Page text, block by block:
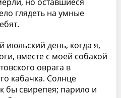
глядеть на умные
день, когда я,
вместе с моей собакой
оврага в
кабачка. Солнце
бы свирепея; парило и